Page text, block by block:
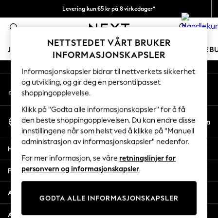
Levering kun 65 kr på 8 virkedager*
Vi betaler alle tollavgifter 0
JENTER GUTTER BABY KVINNER MENN
GIRLS
New In
50 - 92cm
98 - 110cm
116 - 134cm
140 - 174cm
Trending: Top & Short Sets
Trending: Clogs
Toy Story
THE SET
Coats & Jackets
Sweatshirts & Hoodies
An error occurred on client
Våre sosiale nettverk
Min konto
Logg inn på kontoen din
Velg Språk
Norsk
No En
Hjelp
Personvern & Juridisk
Avdelinger
Andre tjenester
NETTSTEDET VÅRT BRUKER
INFORMASJONSKAPSLER
Informasjonskapsler bidrar til nettverkets sikkerhet
og utvikling, og gir deg en persontilpasset
shoppingopplevelse.
Klikk på "Godta alle informasjonskapsler" for å få
den beste shoppingopplevelsen. Du kan endre disse
innstillingene når som helst ved å klikke på "Manuell
administrasjon av informasjonskapsler" nedenfor.
For mer informasjon, se våre retningslinjer for
personvern og informasjonskapsler.
GODTA ALLE INFORMASJONSKAPSLER